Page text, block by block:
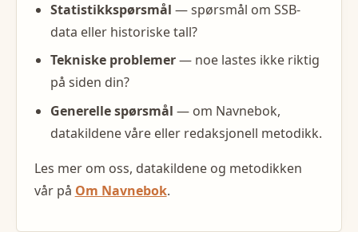
Statistikkspørsmål — spørsmål om SSB-
data eller historiske tall?
Tekniske problemer— noe lastes ikke riktig
på siden din?
Generelle spørsmål — om Navnebok,
datakildene våre eller redaksjonell metodikk.
Les mer om oss, datakildene og metodikken
vår på Om Navnebok.